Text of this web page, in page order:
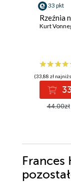
33 pkt
Rzeźnia
Kurt
(33,88 zł
44.00zł
Frances